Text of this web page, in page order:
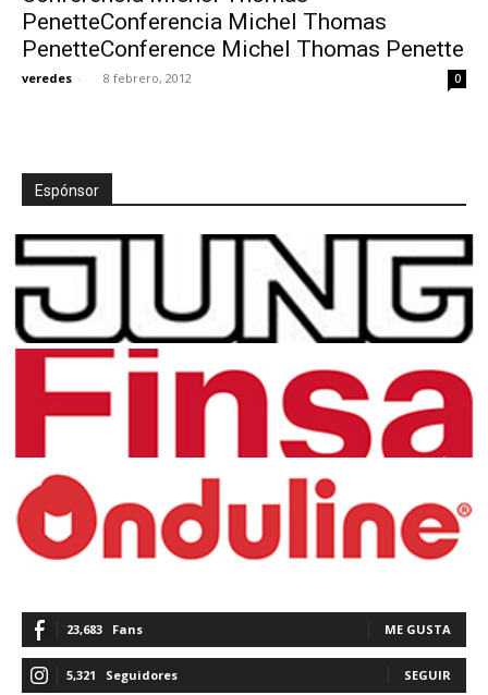
PenetteConferencia Michel Thomas
PenetteConference Michel Thomas Penette
veredes - 8 febrero, 2012 0
Espónsor
23,683 Fans ME GUSTA
5,321 Seguidores SEGUIR